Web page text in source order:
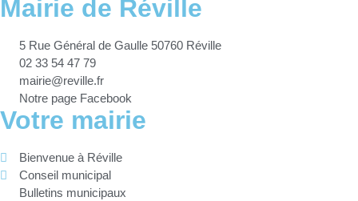
Mairie de Réville
5 Rue Général de Gaulle 50760 Réville
02 33 54 47 79
mairie@reville.fr
Notre page Facebook
Votre mairie
Bienvenue à Réville
Conseil municipal
Bulletins municipaux